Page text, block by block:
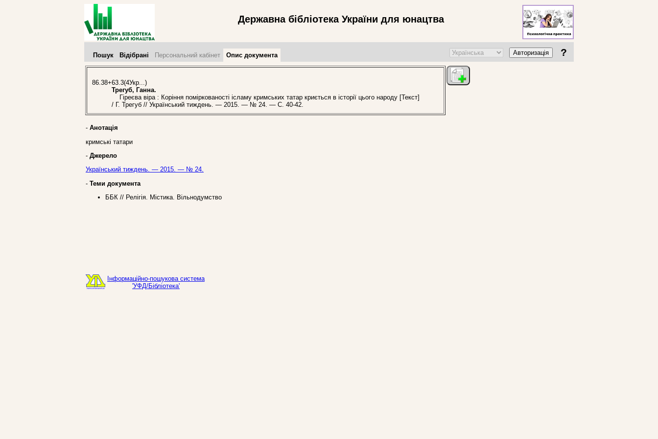
Державна бібліотека України для юнацтва
Пошук Відібрані Персональний кабінет Опис документа Авторизація ?
86.38+63.3(4Укр...)
Трегуб, Ганна.
Гіреєва віра : Коріння поміркованості ісламу кримських татар криється в історії цього народу [Текст]
/ Г. Трегуб // Український тиждень. — 2015. — № 24. — С. 40-42.
- Анотація
кримські татари
- Джерело
Український тиждень. — 2015. — № 24.
- Теми документа
ББК // Релігія. Містика. Вільнодумство
Інформаційно-пошукова система
'УФД/Бібліотека'